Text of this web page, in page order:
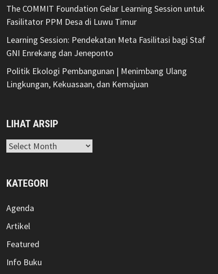
The COMMIT Foundation Gelar Learning Session untuk
Fasilitator PPM Desa di Luwu Timur
Learning Session: Pendekatan Meta Fasilitasi bagi Staf
GNI Enrekang dan Jeneponto
Politik Ekologi Pembangunan | Menimbang Ulang
Lingkungan, Kekuasaan, dan Kemajuan
LIHAT ARSIP
Lihat
KATEGORI
Agenda
Artikel
Featured
Info Buku